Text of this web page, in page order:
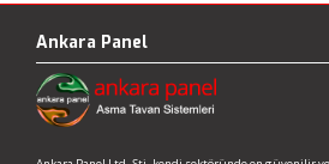
Ankara Panel